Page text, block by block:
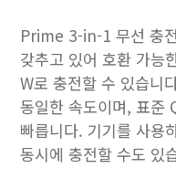
Prime 3-in-1 무선 충
갖추고 있어 호환 가
W로 충전할 수 있습
동일한 속도이며, 표
빠릅니다. 기기를 사
동시에 충전할 수도 있